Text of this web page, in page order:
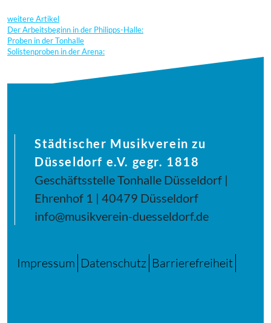
weitere Artikel
Der Arbeitsbeginn in der Philipps-Halle:
Proben in der Tonhalle
Solistenproben in der Arena:
Städtischer Musikverein zu
Düsseldorf e.V. gegr. 1818
Geschäftsstelle Tonhalle Düsseldorf |
Ehrenhof 1 | 40479 Düsseldorf
info@musikverein-duesseldorf.de
Impressum Datenschutz Barrierefreiheit